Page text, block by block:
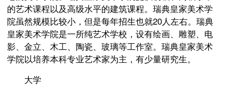
的艺术课程以及高级水平的建筑课程。瑞典皇家美术学
院虽然规模比较小，但是每年招生也就20人左右。瑞典
皇家美术学院是一所纯艺术学校，设有绘画、雕塑、电
影、金立、木工、陶瓷、玻璃等工作室。瑞典皇家美术
学院以培养本科专业艺术家为主，有少量研究生。
大学